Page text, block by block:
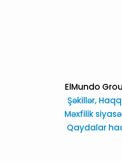
ElMundo
Şəkillər,
Məxfilik
Qaydalar